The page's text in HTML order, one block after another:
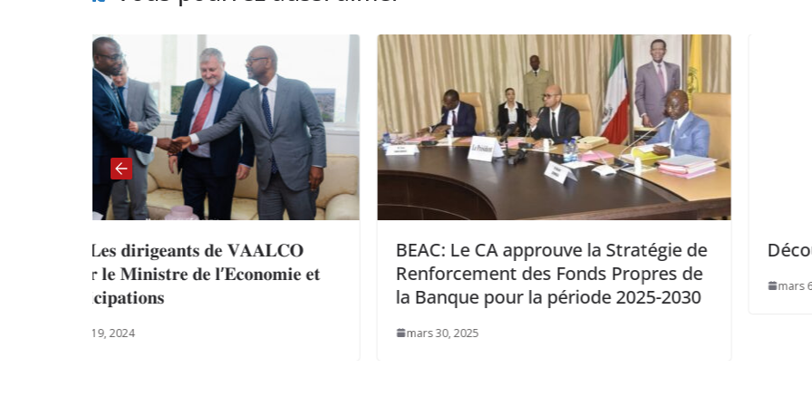
𝐝𝐞 𝐕𝐀𝐀𝐋𝐂𝐎
𝐥’𝐄𝐜𝐨𝐧𝐨𝐦𝐢𝐞 𝐞𝐭
BEAC: Le CA approuve la Stratégie de
Renforcement des Fonds Propres de
la Banque pour la période 2025-2030
Découverte ECO: Le Groupe
mars 6, 2025